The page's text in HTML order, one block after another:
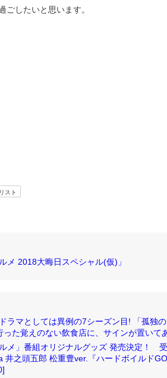
ごしたいと思います。
リスト
メ 2018大晦日スペシャル(仮)」
ラマとしては異例の7シーズン目! 「孤独
った覚えのない飲食店に、サインが置いて
ルメ」番組オリジナルグッズ 発売決定！
井之頭五郎 松重豊ver.『ハードボイルド